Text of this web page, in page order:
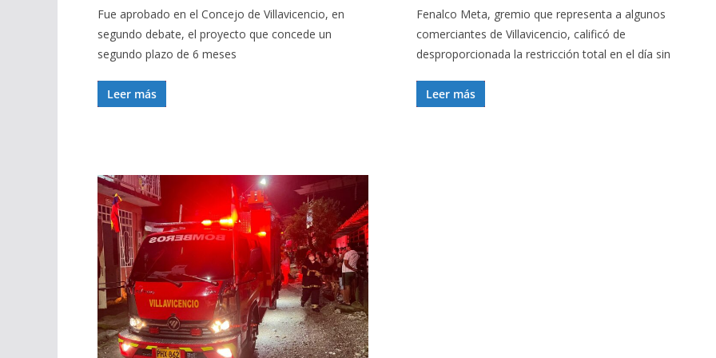
Fue aprobado en el Concejo de Villavicencio, en
segundo debate, el proyecto que concede un
segundo plazo de 6 meses
Leer más
Fenalco Meta, gremio que representa a algunos
comerciantes de Villavicencio, calificó de
desproporcionada la restricción total en el día sin
Leer más